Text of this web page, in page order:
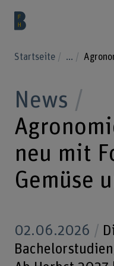
Startseite ...
News
neu mit
Gemüse
02.06.2026